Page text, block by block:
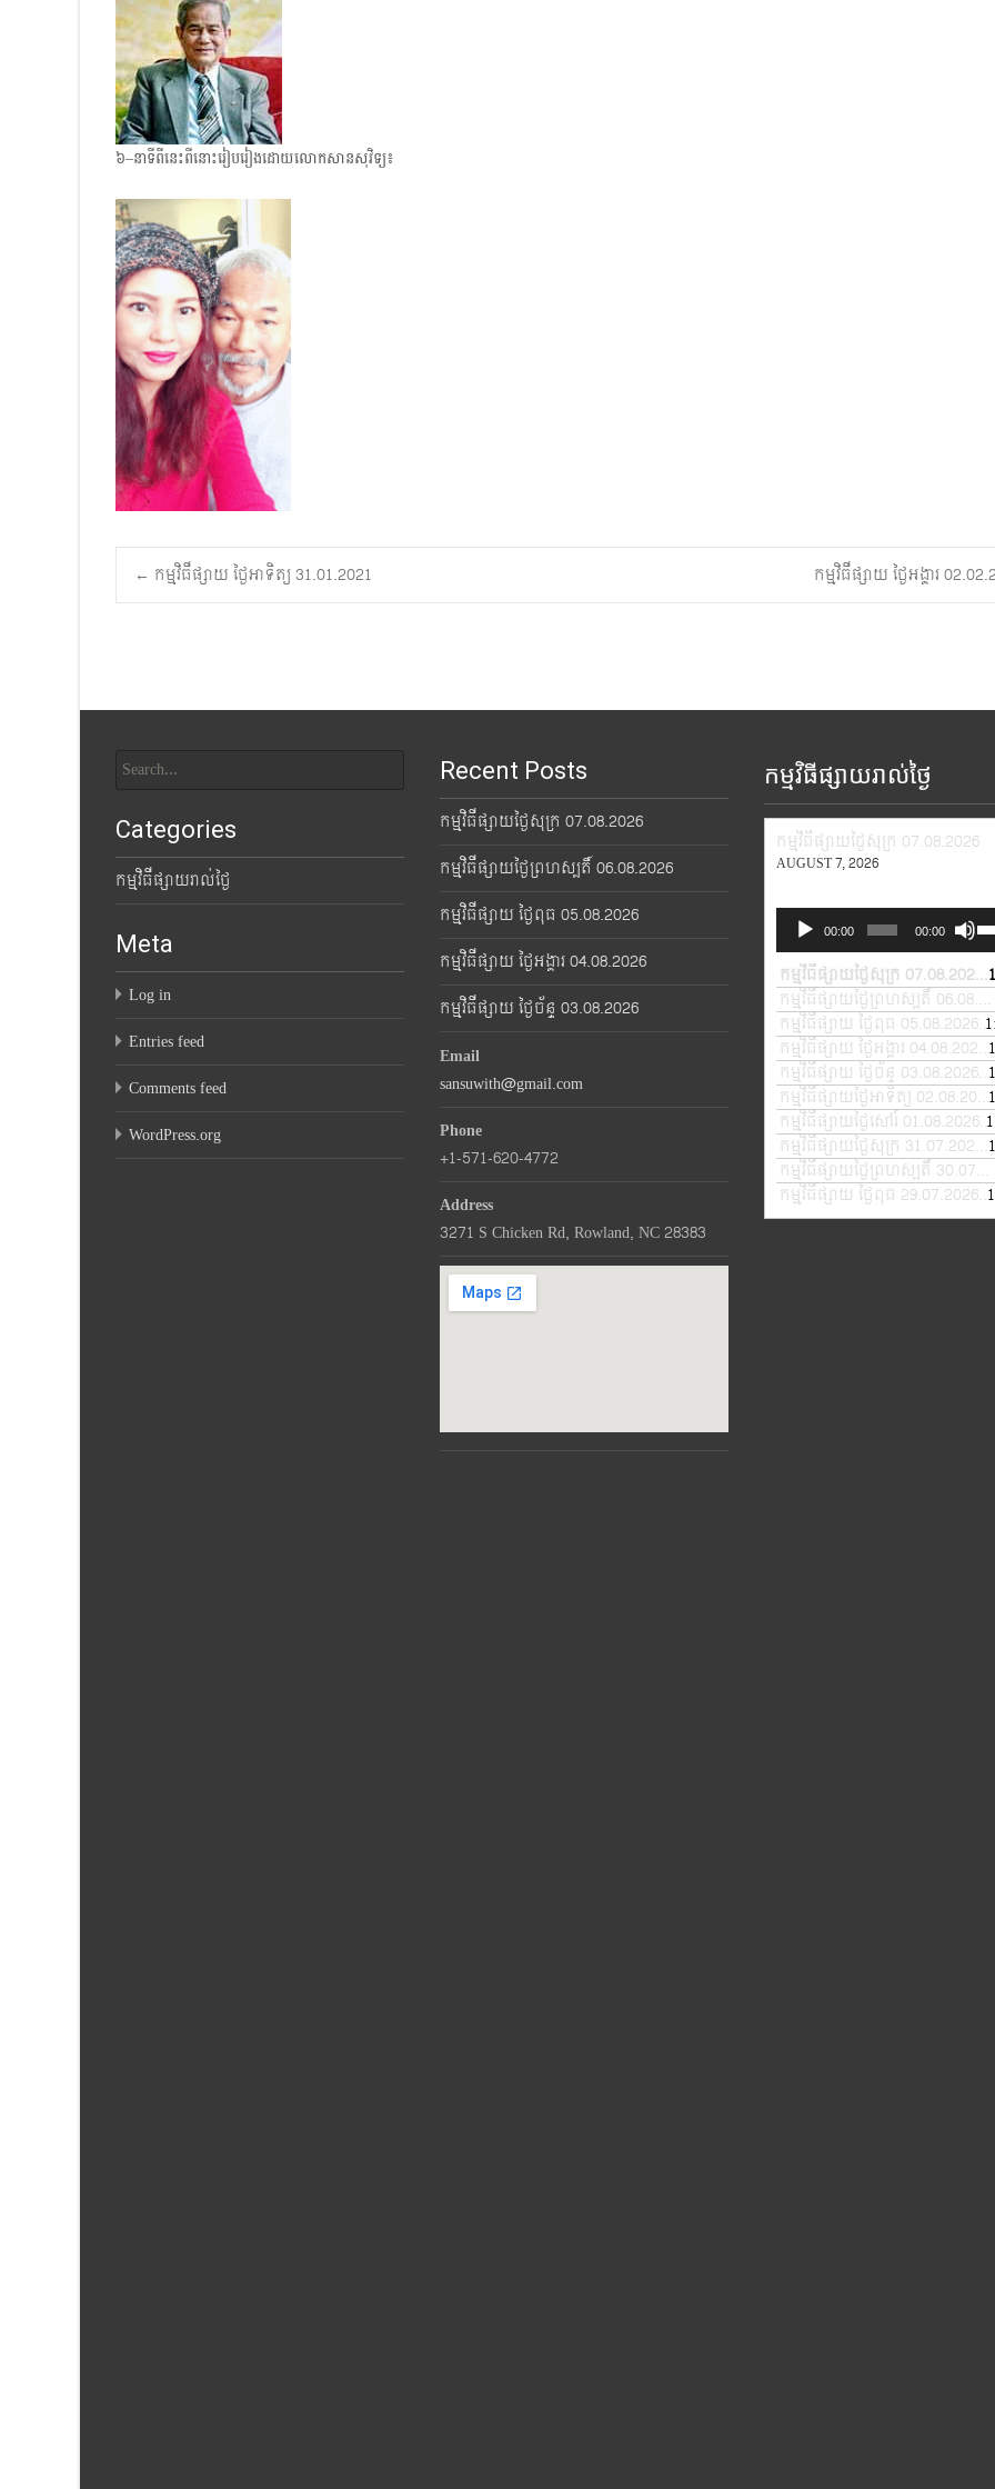
៦–នាទីពីនេះពីនោះរៀបរៀងដោយលោកសានសុវិទ្យ៖
Post
← កម្មវិធីផ្សាយ ថ្ងៃអាទិត្យ 31.01.2021 កម្មវិធីផ្សាយ ថ្ងៃអង្គារ
for:
Recent Posts
កម្មវិធីផ្សាយថ្ងៃសុក្រ 07.08.2026
កម្មវិធីផ្សាយថ្ងៃព្រហស្បតិ៍ 06.08.2026
កម្មវិធីផ្សាយ ថ្ងៃពុធ 05.08.2026
កម្មវិធីផ្សាយ ថ្ងៃអង្គារ 04.08.2026
កម្មវិធីផ្សាយ ថ្ងៃច័ន្ទ 03.08.2026
កម្មវិធីផ្សាយរាល់ថ្ងៃ
កម្មវិធីផ្សាយថ្ងៃសុក្រ 07.08.2026
AUGUST 7, 2026
Audio
Player
00:00 00:00
to
or
កម្មវិធីផ្សាយថ្ងៃសុក្រ 07.08.2026
កម្មវិធីផ្សាយថ្ងៃព្រហស្បតិ៍ 06.08.2026
កម្មវិធីផ្សាយ ថ្ងៃពុធ 05.08.2026
កម្មវិធីផ្សាយ ថ្ងៃអង្គារ 04.08.2026
កម្មវិធីផ្សាយ ថ្ងៃច័ន្ទ 03.08.2026
—
កម្មវិធីផ្សាយថ្ងៃអាទិត្យ 02.08.2026
កម្មវិធីផ្សាយថ្ងៃសៅរ៍ 01.08.2026
កម្មវិធីផ្សាយថ្ងៃសុក្រ 31.07.2026
កម្មវិធីផ្សាយថ្ងៃព្រហស្បតិ៍ 30.07.2026
កម្មវិធីផ្សាយ ថ្ងៃពុធ 29.07.2026
—
Categories
កម្មវិធីផ្សាយរាល់ថ្ងៃ
Meta
Log in
Entries feed
Comments feed
WordPress.org
Email
sansuwith@gmail.com
Phone
+1-571-620-4772
Address
3271 S Chicken Rd, Rowland, NC 28383